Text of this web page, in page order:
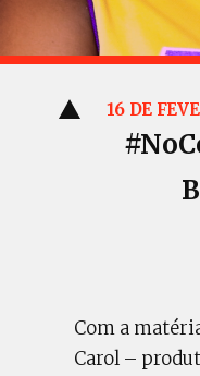
16 DE
Com a
Carol –